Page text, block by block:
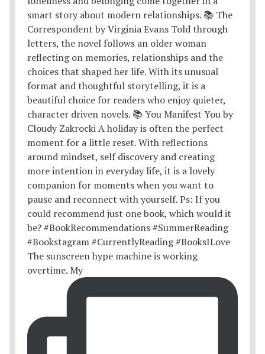
The sunscreen hype machine is working
overtime. My